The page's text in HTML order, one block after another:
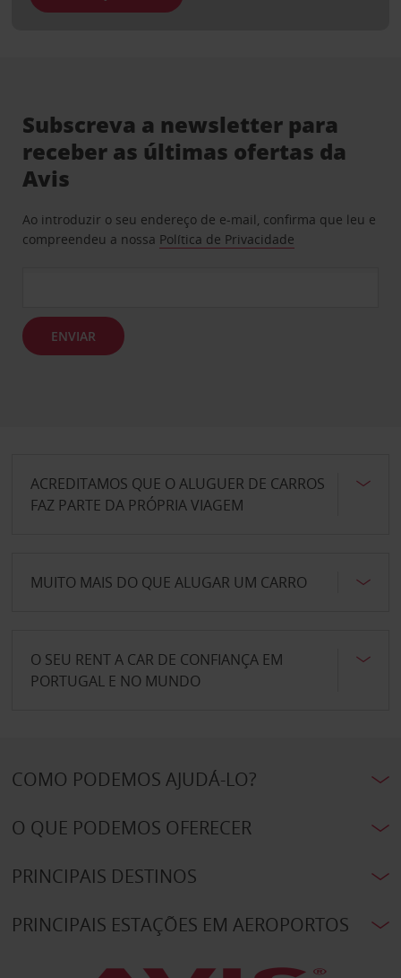
Subscreva a newsletter para
receber as últimas ofertas da
Avis
Ao introduzir o seu endereço de e-mail, confirma que leu e
compreendeu a nossa Política de Privacidade
ENVIAR
ACREDITAMOS QUE O ALUGUER DE CARROS
FAZ PARTE DA PRÓPRIA VIAGEM
MUITO MAIS DO QUE ALUGAR UM CARRO
O SEU RENT A CAR DE CONFIANÇA EM
PORTUGAL E NO MUNDO
COMO PODEMOS AJUDÁ-LO?
O QUE PODEMOS OFERECER
PRINCIPAIS DESTINOS
PRINCIPAIS ESTAÇÕES EM AEROPORTOS